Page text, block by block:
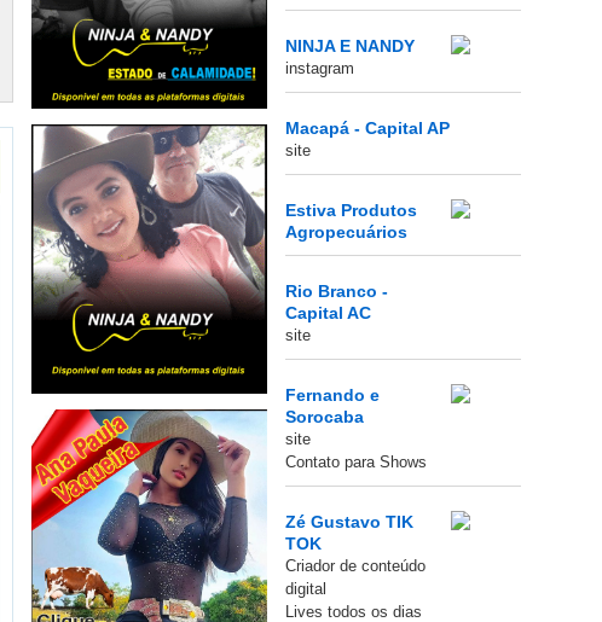
NINJA E NANDY
instagram
Macapá - Capital AP
site
Estiva Produtos
Agropecuários
Rio Branco -
Capital AC
site
Fernando e
Sorocaba
site
Contato para Shows
Zé Gustavo TIK
TOK
Criador de conteúdo
digital
Lives todos os dias